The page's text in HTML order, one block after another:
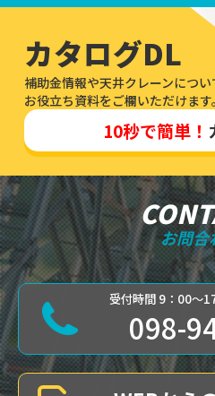
カタログDL
補助金情報や天井クレーンについ
お役立ち資料をご欄いただけます。
10秒で簡単！
お問合
受付時間 9：00～
098-